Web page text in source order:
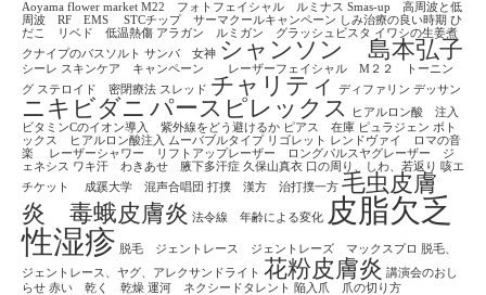
Aoyama flower market M22 フォトフェイシャル ルミナス Smas-up 高周波と低
周波 RF EMS
STCチップ サーマクールキャンペーン しみ治療の良い時期 ひ
だこ リベド 低温熱傷 アラガン ルミガン グラッシュビスタ イワシの生姜煮
クナイプのバスソルト サンバ 女神 シャンソン 島本弘子
シーレ スキンケア キャンペーン レーザーフェイシャル M２２ トーニン
グ ステロイド 密閉療法 スレッド チャリティ ディファリン デッサン
ニキビダニ パースピレックス
ヒアルロン酸 注入
ビタミンCのイオン導入 紫外線をどう避けるか ピアス 在庫 ピュラジェン ボト
ックス ヒアルロン酸注入
ムーバブルタイプ リゴレット レンドヴァイ ロマの音
楽
レーザーシャワー リフトアップレーザー ロングパルスヤグレーザー ジ
ェネシス ワキ汗 わきあせ 腋下多汗症 久保山真衣 口の周り、しわ、若返り 咳エ
チケット
成蹊大学 混声合唱団 打撲 漢方 治打撲一方 毛虫皮膚
炎 毒蛾皮膚炎 法令線 年齢による変化
皮脂欠乏
性湿疹 脱毛 ジェントレース ジェントレーズ マックスプロ
脱毛、
ジェントレース、ヤグ、アレクサンドライト 花粉皮膚炎 講演会のおし
らせ 赤い 乾く 乾燥 運河 ネクシードタレント 陥入爪 爪の切り方